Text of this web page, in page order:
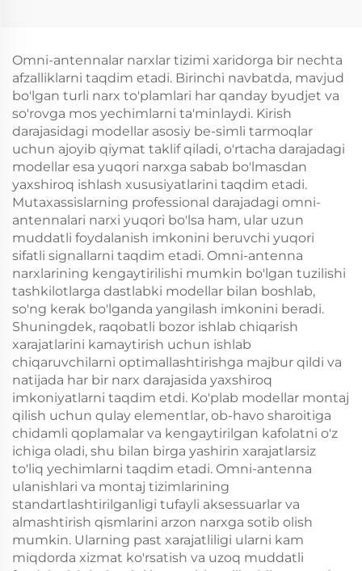
bilan)
Omni-antennalar narxlar tizimi xaridorga bir nechta
afzalliklarni taqdim etadi. Birinchi navbatda, mavjud
bo'lgan turli narx to'plamlari har qanday byudjet va
so'rovga mos yechimlarni ta'minlaydi. Kirish
darajasidagi modellar asosiy be-simli tarmoqlar
uchun ajoyib qiymat taklif qiladi, o'rtacha darajadagi
modellar esa yuqori narxga sabab bo'lmasdan
yaxshiroq ishlash xususiyatlarini taqdim etadi.
Mutaxassislarning professional darajadagi omni-
antennalari narxi yuqori bo'lsa ham, ular uzun
muddatli foydalanish imkonini beruvchi yuqori
sifatli signallarni taqdim etadi. Omni-antenna
narxlarining kengaytirilishi mumkin bo'lgan tuzilishi
tashkilotlarga dastlabki modellar bilan boshlab,
so'ng kerak bo'lganda yangilash imkonini beradi.
Shuningdek, raqobatli bozor ishlab chiqarish
xarajatlarini kamaytirish uchun ishlab
chiqaruvchilarni optimallashtirishga majbur qildi va
natijada har bir narx darajasida yaxshiroq
imkoniyatlarni taqdim etdi. Ko'plab modellar montaj
qilish uchun qulay elementlar, ob-havo sharoitiga
chidamli qoplamalar va kengaytirilgan kafolatni o'z
ichiga oladi, shu bilan birga yashirin xarajatlarsiz
to'liq yechimlarni taqdim etadi. Omni-antenna
ulanishlari va montaj tizimlarining
standartlashtirilganligi tufayli aksessuarlar va
almashtirish qismlarini arzon narxga sotib olish
mumkin. Ularning past xarajatliligi ularni kam
miqdorda xizmat ko'rsatish va uzoq muddatli